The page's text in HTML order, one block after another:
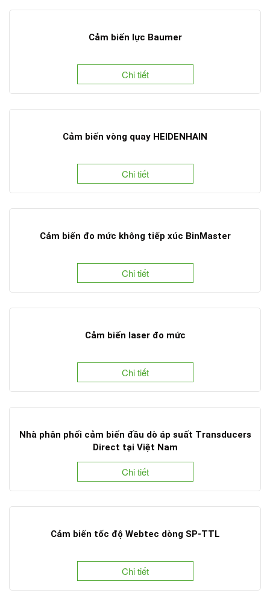
Cảm biến lực Baumer
Chi tiết
Cảm biến vòng quay HEIDENHAIN
Chi tiết
Cảm biến đo mức không tiếp xúc BinMaster
Chi tiết
Cảm biến laser đo mức
Chi tiết
Nhà phân phối cảm biến đầu dò áp suất Transducers
Direct tại Việt Nam
Chi tiết
Cảm biến tốc độ Webtec dòng SP-TTL
Chi tiết